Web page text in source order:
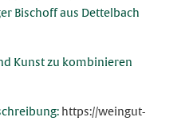
Bischoff aus Dettelbach
Kunst zu kombinieren
https://weingut-